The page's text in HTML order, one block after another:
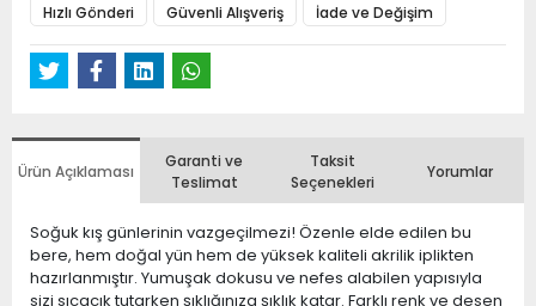
Hızlı Gönderi Güvenli Alışveriş İade ve Değişim
Ürün Açıklaması
Garanti ve
Teslimat
Taksit
Seçenekleri
Yorumlar
Soğuk kış günlerinin vazgeçilmezi! Özenle elde edilen bu
bere, hem doğal yün hem de yüksek kaliteli akrilik iplikten
hazırlanmıştır. Yumuşak dokusu ve nefes alabilen yapısıyla
sizi sıcacık tutarken şıklığınıza şıklık katar. Farklı renk ve desen